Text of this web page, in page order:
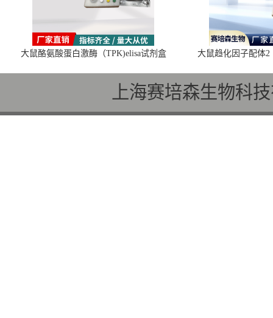
大鼠酪氨酸蛋白激酶（TPK)elisa试剂盒 大鼠趋化因子配体2
上海赛培森生物科